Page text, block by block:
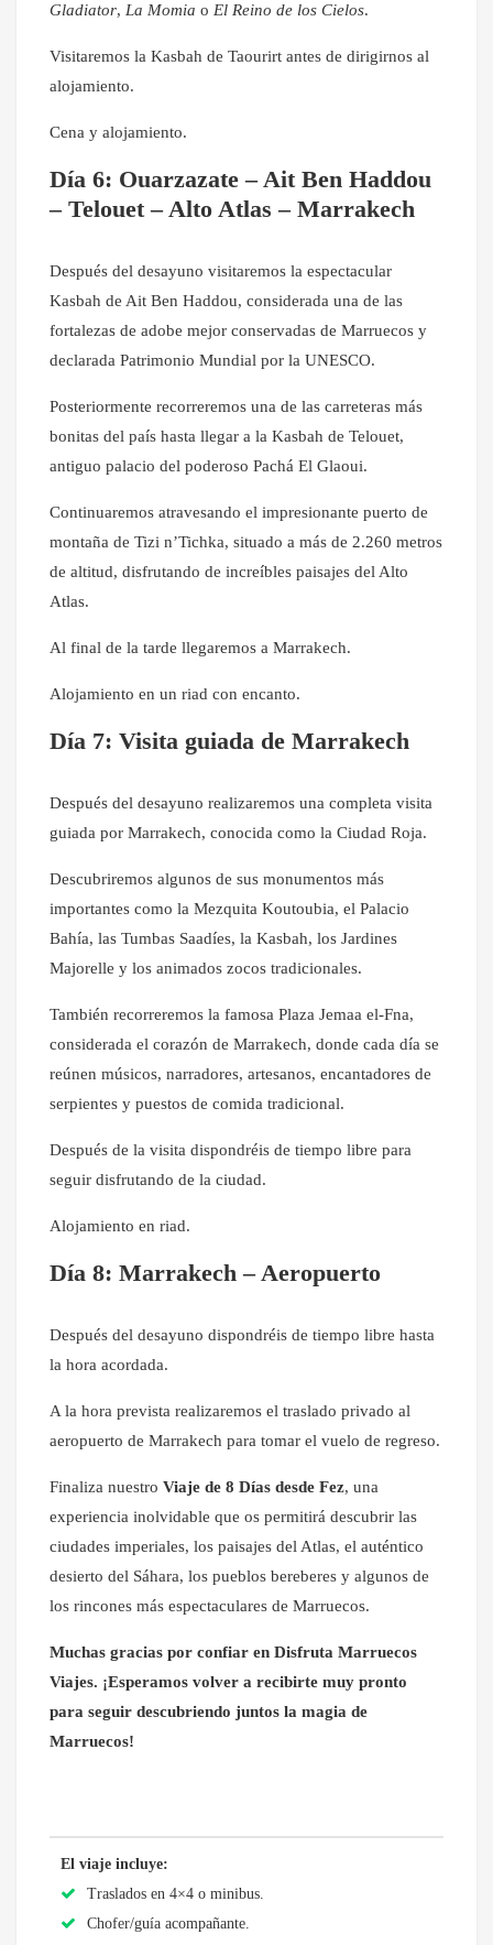
Gladiator, La Momia o El Reino de los Cielos.
Visitaremos la Kasbah de Taourirt antes de dirigirnos al
alojamiento.
Cena y alojamiento.
Día 6: Ouarzazate – Ait Ben Haddou
– Telouet – Alto Atlas – Marrakech
Después del desayuno visitaremos la espectacular
Kasbah de Ait Ben Haddou, considerada una de las
fortalezas de adobe mejor conservadas de Marruecos y
declarada Patrimonio Mundial por la UNESCO.
Posteriormente recorreremos una de las carreteras más
bonitas del país hasta llegar a la Kasbah de Telouet,
antiguo palacio del poderoso Pachá El Glaoui.
Continuaremos atravesando el impresionante puerto de
montaña de Tizi n’Tichka, situado a más de 2.260 metros
de altitud, disfrutando de increíbles paisajes del Alto
Atlas.
Al final de la tarde llegaremos a Marrakech.
Alojamiento en un riad con encanto.
Día 7: Visita guiada de Marrakech
Después del desayuno realizaremos una completa visita
guiada por Marrakech, conocida como la Ciudad Roja.
Descubriremos algunos de sus monumentos más
importantes como la Mezquita Koutoubia, el Palacio
Bahía, las Tumbas Saadíes, la Kasbah, los Jardines
Majorelle y los animados zocos tradicionales.
También recorreremos la famosa Plaza Jemaa el-Fna,
considerada el corazón de Marrakech, donde cada día se
reúnen músicos, narradores, artesanos, encantadores de
serpientes y puestos de comida tradicional.
Después de la visita dispondréis de tiempo libre para
seguir disfrutando de la ciudad.
Alojamiento en riad.
Día 8: Marrakech – Aeropuerto
Después del desayuno dispondréis de tiempo libre hasta
la hora acordada.
A la hora prevista realizaremos el traslado privado al
aeropuerto de Marrakech para tomar el vuelo de regreso.
Finaliza nuestro Viaje de 8 Días desde Fez, una
experiencia inolvidable que os permitirá descubrir las
ciudades imperiales, los paisajes del Atlas, el auténtico
desierto del Sáhara, los pueblos bereberes y algunos de
los rincones más espectaculares de Marruecos.
Muchas gracias por confiar en Disfruta Marruecos
Viajes. ¡Esperamos volver a recibirte muy pronto
para seguir descubriendo juntos la magia de
Marruecos!
El viaje incluye:
Traslados en 4×4 o minibus.
Chofer/guía acompañante.